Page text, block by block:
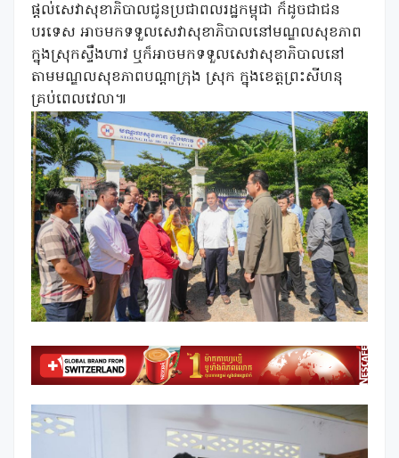
ផ្តល់សេវាសុខាភិបាលជូនប្រជាពលរដ្ឋកម្ពុជា ក៏ដូចជាជន
បរទេស អាចមកទទួលសេវាសុខាភិបាលនៅមណ្ឌលសុខភាព
ក្នុងស្រុកស្ទឹងហាវ ឬក៏អាចមកទទួលសេវាសុខាភិបាលនៅ
តាមមណ្ឌលសុខភាពបណ្តាក្រុង ស្រុក ក្នុងខេត្តព្រះសីហនុ
គ្រប់ពេលវេលា៕